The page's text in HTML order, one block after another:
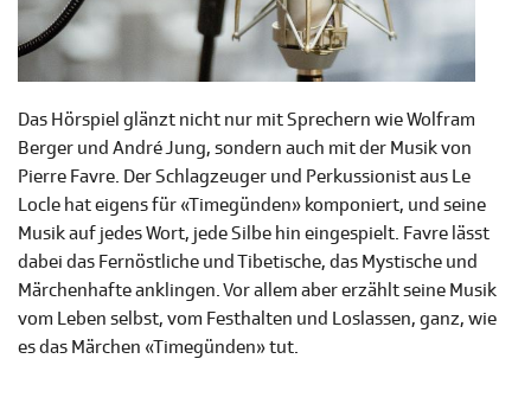
Das Hörspiel glänzt nicht nur mit Sprechern wie Wolfram
Berger und André Jung, sondern auch mit der Musik von
Pierre Favre. Der Schlagzeuger und Perkussionist aus Le
Locle hat eigens für «Timegünden» komponiert, und seine
Musik auf jedes Wort, jede Silbe hin eingespielt. Favre lässt
dabei das Fernöstliche und Tibetische, das Mystische und
Märchenhafte anklingen. Vor allem aber erzählt seine Musik
vom Leben selbst, vom Festhalten und Loslassen, ganz, wie
es das Märchen «Timegünden» tut.